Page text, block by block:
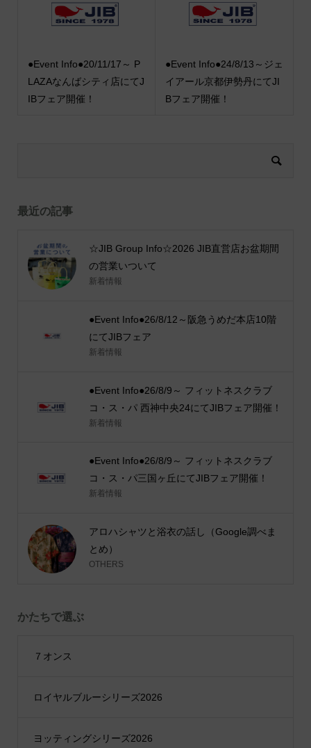
●Event Info●20/11/17～ P
LAZAなんばシティ店にてJ
IBフェア開催！
●Event Info●24/8/13～ジェ
イアール京都伊勢丹にてJI
Bフェア開催！
最近の記事
☆JIB Group Info☆2026 JIB直営店お盆期間
の営業いついて
新着情報
●Event Info●26/8/12～阪急うめだ本店10階
にてJIBフェア
新着情報
●Event Info●26/8/9～ フィットネスクラブ
コ・ス・パ 西神中央24にてJIBフェア開催！
新着情報
●Event Info●26/8/9～ フィットネスクラブ
コ・ス・パ三国ヶ丘にてJIBフェア開催！
新着情報
アロハシャツと浴衣の話し（Google調べま
とめ）
OTHERS
かたちで選ぶ
７オンス
ロイヤルブルーシリーズ2026
ヨッティングシリーズ2026